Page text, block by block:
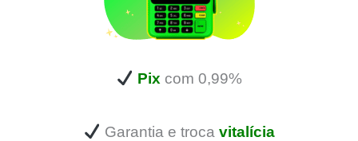
Pix com 0,99%
Garantia e troca vitalícia